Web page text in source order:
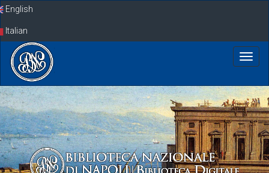
SkipEnglish
Italian